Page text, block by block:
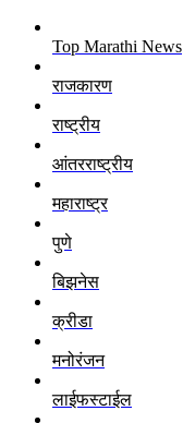
Top Marathi News
राजकारण
राष्ट्रीय
आंतरराष्ट्रीय
महाराष्ट्र
पुणे
बिझनेस
क्रीडा
मनोरंजन
लाईफस्टाईल